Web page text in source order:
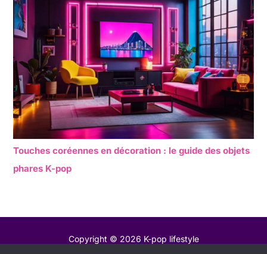
Touches coréennes en décoration : le guide des objets
phares K-pop
Copyright © 2026 K-pop lifestyle